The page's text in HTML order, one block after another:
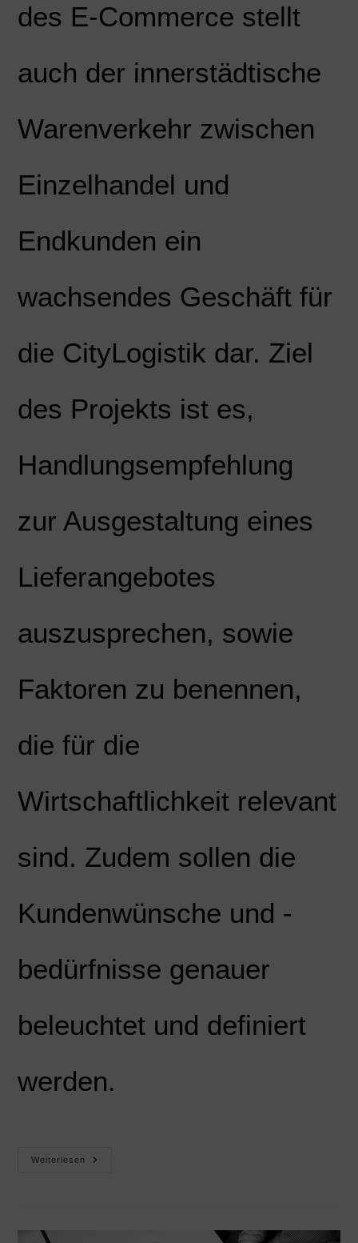
des E-Commerce stellt
auch der innerstädtische
Warenverkehr zwischen
Einzelhandel und
Endkunden ein
wachsendes Geschäft für
die CityLogistik dar. Ziel
des Projekts ist es,
Handlungsempfehlung
zur Ausgestaltung eines
Lieferangebotes
auszusprechen, sowie
Faktoren zu benennen,
die für die
Wirtschaftlichkeit relevant
sind. Zudem sollen die
Kundenwünsche und -
bedürfnisse genauer
beleuchtet und definiert
werden.
Weiterlesen